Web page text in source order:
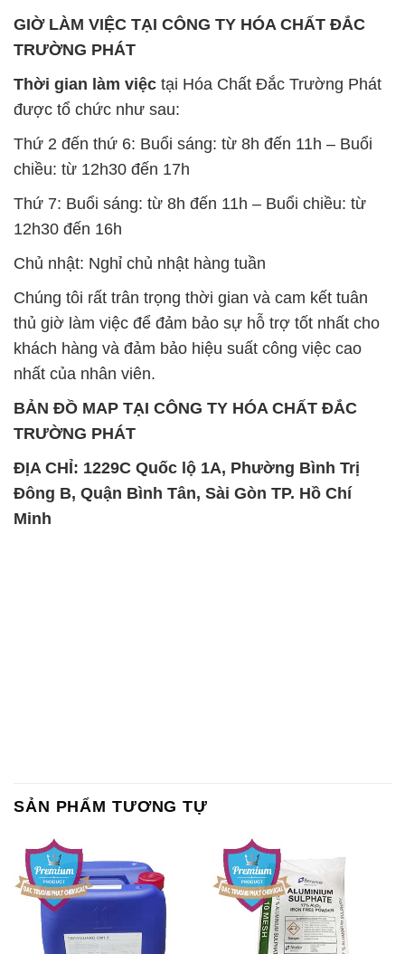
GIỜ LÀM VIỆC TẠI CÔNG TY HÓA CHẤT ĐẮC
TRƯỜNG PHÁT
Thời gian làm việc tại Hóa Chất Đắc Trường Phát
được tổ chức như sau:
Thứ 2 đến thứ 6: Buổi sáng: từ 8h đến 11h – Buổi
chiều: từ 12h30 đến 17h
Thứ 7: Buổi sáng: từ 8h đến 11h – Buổi chiều: từ
12h30 đến 16h
Chủ nhật: Nghỉ chủ nhật hàng tuần
Chúng tôi rất trân trọng thời gian và cam kết tuân
thủ giờ làm việc để đảm bảo sự hỗ trợ tốt nhất cho
khách hàng và đảm bảo hiệu suất công việc cao
nhất của nhân viên.
BẢN ĐỒ MAP TẠI CÔNG TY HÓA CHẤT ĐẮC
TRƯỜNG PHÁT
ĐỊA CHỈ: 1229C Quốc lộ 1A, Phường Bình Trị
Đông B, Quận Bình Tân, Sài Gòn TP. Hồ Chí
Minh
SẢN PHẨM TƯƠNG TỰ